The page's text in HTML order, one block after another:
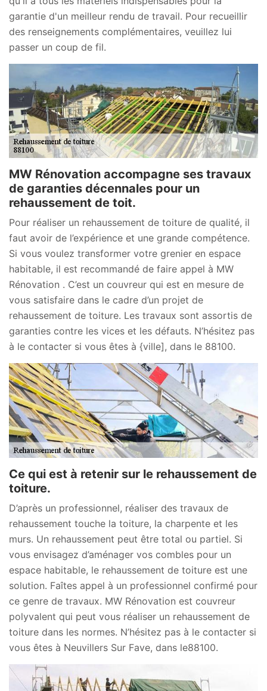
garantie d'un meilleur rendu de travail. Pour recueillir
des renseignements complémentaires, veuillez lui
passer un coup de fil.
MW Rénovation accompagne ses travaux
de garanties décennales pour un
rehaussement de toit.
Pour réaliser un rehaussement de toiture de qualité, il
faut avoir de l’expérience et une grande compétence.
Si vous voulez transformer votre grenier en espace
habitable, il est recommandé de faire appel à MW
Rénovation . C’est un couvreur qui est en mesure de
vous satisfaire dans le cadre d’un projet de
rehaussement de toiture. Les travaux sont assortis de
garanties contre les vices et les défauts. N’hésitez pas
à le contacter si vous êtes à {ville], dans le 88100.
Ce qui est à retenir sur le rehaussement de
toiture.
D’après un professionnel, réaliser des travaux de
rehaussement touche la toiture, la charpente et les
murs. Un rehaussement peut être total ou partiel. Si
vous envisagez d’aménager vos combles pour un
espace habitable, le rehaussement de toiture est une
solution. Faîtes appel à un professionnel confirmé pour
ce genre de travaux. MW Rénovation est couvreur
polyvalent qui peut vous réaliser un rehaussement de
toiture dans les normes. N’hésitez pas à le contacter si
vous êtes à Neuvillers Sur Fave, dans le88100.